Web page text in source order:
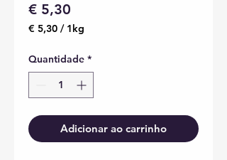
€ 5,30
€ 5,30 / 1kg
por
1
quilograma
Quantidade *
Adicionar ao carrinho